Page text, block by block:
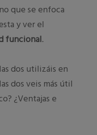
que se enfoca
y ver el
funcional.
dos utilizáis en
dos veis más útil
¿Ventajas e